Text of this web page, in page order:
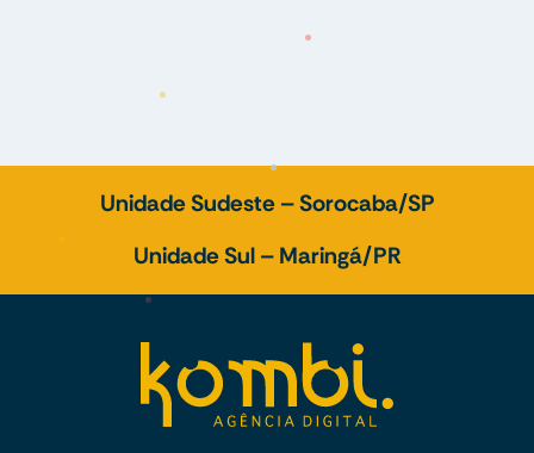
Unidade Sudeste – Sorocaba/SP
Unidade Sul – Maringá/PR